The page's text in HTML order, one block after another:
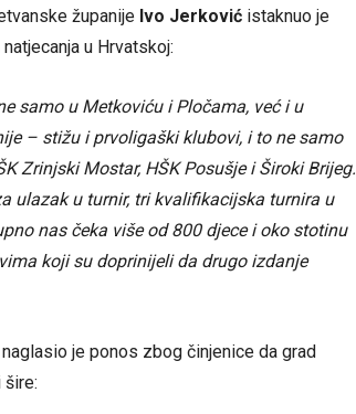
županije Ivo Jerković istaknuo je
u Hrvatskoj:
samo u Metkoviću i Pločama, već i u
– stižu i prvoligaški klubovi, i to ne samo
Zrinjski Mostar, HŠK Posušje i Široki Brijeg.
ulazak u turnir, tri kvalifikacijska turnira u
nas čeka više od 800 djece i oko stotinu
koji su doprinijeli da drugo izdanje
naglasio je ponos zbog činjenice da grad
šire: